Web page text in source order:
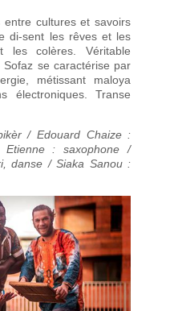
cultures et savoirs
di-sent les rêves et les
les colères. Véritable
se caractérise par
métissant maloya
électroniques. Transe
/ Edouard Chaize :
: saxophone /
danse / Siaka Sanou :